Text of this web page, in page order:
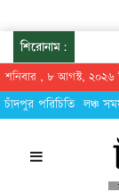
শিরোনাম:
শনিবার , ৮ আগস্ট, ২০২৬
চাঁদপুর পরিচিতি লঞ্চ